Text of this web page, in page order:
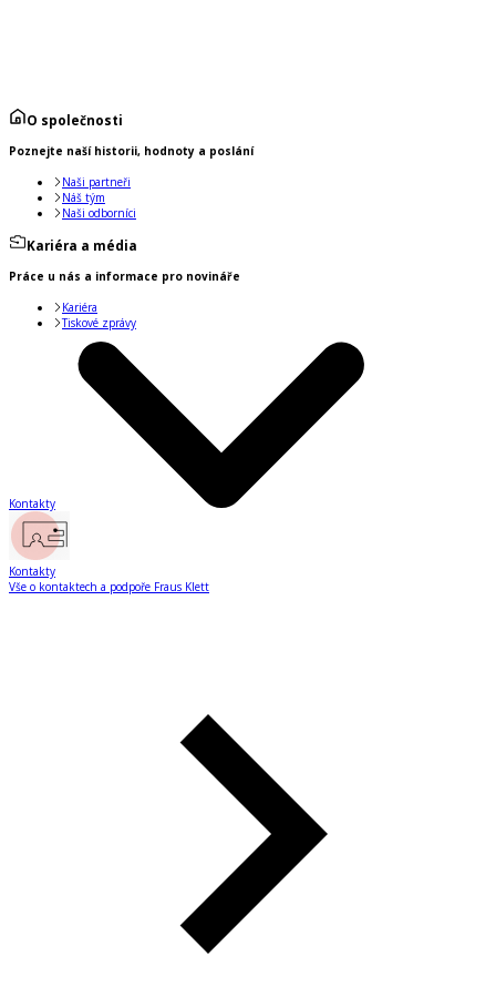
O společnosti
Poznejte naší historii, hodnoty a poslání
Naši partneři
Náš tým
Naši odborníci
Kariéra a média
Práce u nás a informace pro novináře
Kariéra
Tiskové zprávy
Kontakty
Kontakty
Vše o kontaktech a podpoře Fraus Klett